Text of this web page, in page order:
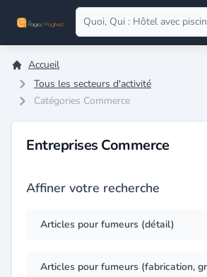
Accueil
Tous les secteurs d'activité
Catégories Commerce
Entreprises Commerce
Affiner votre recherche
Articles pour fumeurs (détail)
Articles pour fumeurs (fabrication,